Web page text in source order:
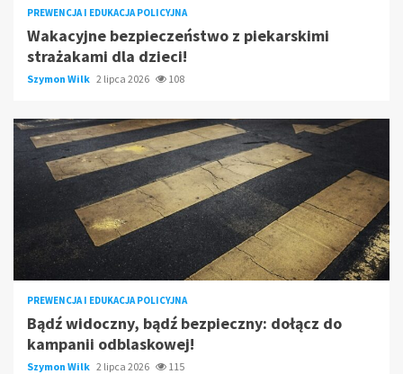
PREWENCJA I EDUKACJA POLICYJNA
Wakacyjne bezpieczeństwo z piekarskimi
strażakami dla dzieci!
Szymon Wilk 2 lipca 2026 108
PREWENCJA I EDUKACJA POLICYJNA
Bądź widoczny, bądź bezpieczny: dołącz do
kampanii odblaskowej!
Szymon Wilk 2 lipca 2026 115